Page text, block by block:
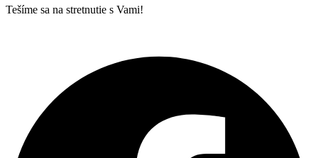
Tešíme sa na stretnutie s Vami!